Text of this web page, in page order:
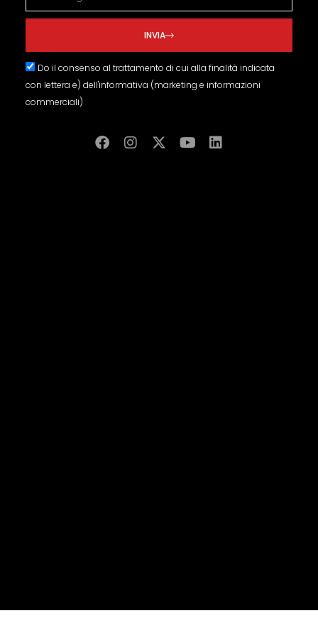
Do il consenso al trattamento di cui alla finalità indicata
con lettera e) dell'informativa (marketing e informazioni
commerciali)
INVIA